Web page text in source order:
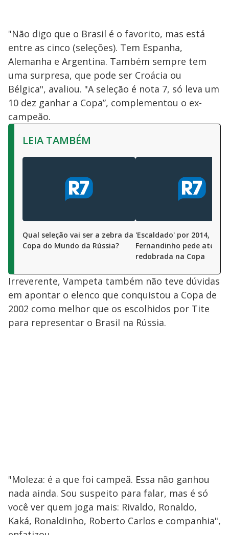
"Não digo que o Brasil é o favorito, mas está
entre as cinco (seleções). Tem Espanha,
Alemanha e Argentina. Também sempre tem
uma surpresa, que pode ser Croácia ou
Bélgica", avaliou. "A seleção é nota 7, só leva um
10 dez ganhar a Copa”, complementou o ex-
campeão.
LEIA TAMBÉM
Qual seleção vai ser a zebra da
Copa do Mundo da Rússia?
'Escaldado' por 2014,
Fernandinho pede
redobrada na Copa
Irreverente, Vampeta também não teve dúvidas
em apontar o elenco que conquistou a Copa de
2002 como melhor que os escolhidos por Tite
para representar o Brasil na Rússia.
"Moleza: é a que foi campeã. Essa não ganhou
nada ainda. Sou suspeito para falar, mas é só
você ver quem joga mais: Rivaldo, Ronaldo,
Kaká, Ronaldinho, Roberto Carlos e companhia",